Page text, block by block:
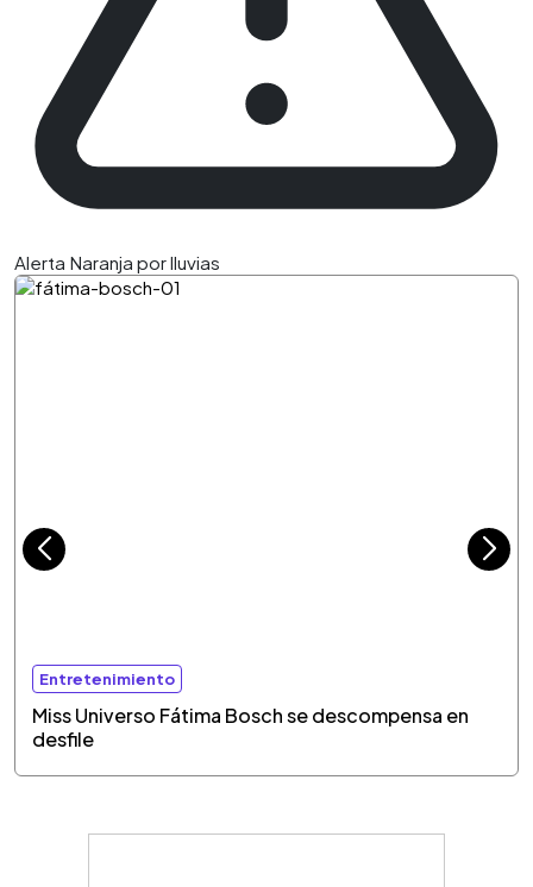
Alerta Naranja por lluvias
Entretenimiento
Miss Universo Fátima Bosch se descompensa en
desfile